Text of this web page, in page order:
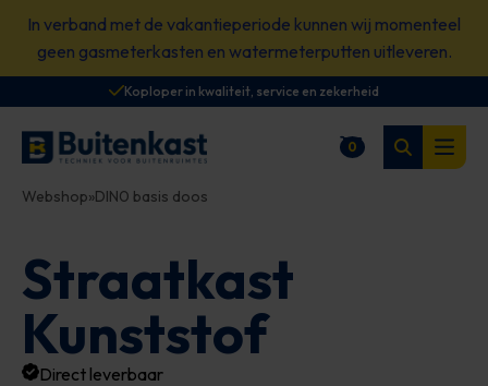
content
In verband met de vakantieperiode kunnen wij momenteel
geen gasmeterkasten en watermeterputten uitleveren.
Koploper in kwaliteit, service en zekerheid
0
Winkelwagen
Zoeken
Open
Webshop»DIN0 basis doos
Straatkast
Kunststof
Direct leverbaar